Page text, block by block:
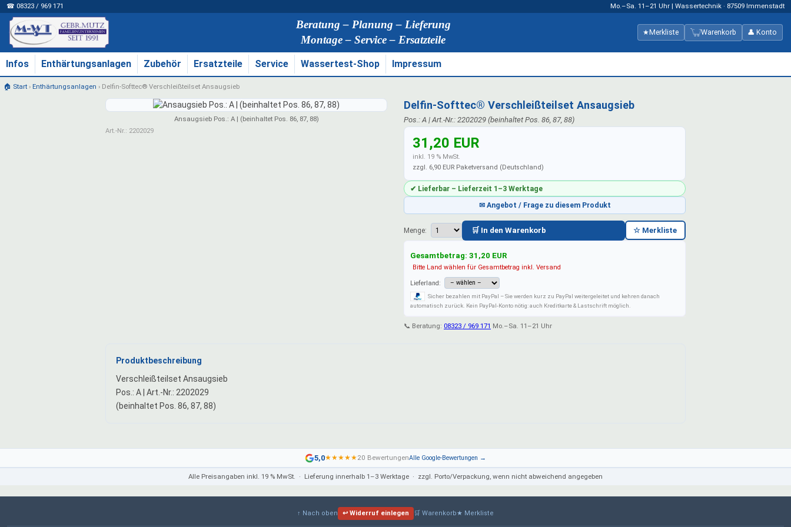
☎ 08323 / 969 171 Mo.–Sa. 11–21 Uhr | Wassertechnik · 87509 Immenstadt
Beratung – Planung – Lieferung
Montage – Service – Ersatzteile
★ Merkliste Warenkorb 👤 Konto
Infos Enthärtungsanlagen Zubehör Ersatzteile Service Wassertest-Shop Impressum
🏠 Start› Enthärtungsanlagen › Delfin-Softtec® Verschleißteilset Ansaugsieb
Ansaugsieb Pos.: A | (beinhaltet Pos. 86, 87, 88)
Art.-Nr.: 2202029
Delfin-Softtec® Verschleißteilset Ansaugsieb
Pos.: A | Art.-Nr.: 2202029 (beinhaltet Pos. 86, 87, 88)
31,20 EUR
inkl. 19 % MwSt.
zzgl. 6,90 EUR Paketversand (Deutschland)
✔ Lieferbar – Lieferzeit 1–3 Werktage
✉ Angebot / Frage zu diesem Produkt
Menge: 🛒 In den Warenkorb ☆ Merkliste
Gesamtbetrag:31,20 EUR
Bitte Land wählen für Gesamtbetrag inkl. Versand
Lieferland:
Sicher bezahlen mit PayPal – Sie werden kurz zu PayPal weitergeleitet und kehren danach
automatisch zurück. Kein PayPal-Konto nötig: auch Kreditkarte & Lastschrift möglich.
📞 Beratung: 08323 / 969 171 Mo.–Sa. 11–21 Uhr
Produktbeschreibung
Verschleißteilset Ansaugsieb
Pos.: A | Art.-Nr.: 2202029
(beinhaltet Pos. 86, 87, 88)
5,0★★★★★20 BewertungenAlle Google-Bewertungen →
Alle Preisangaben inkl. 19 % MwSt. · Lieferung innerhalb 1–3 Werktage · zzgl. Porto/Verpackung, wenn nicht abweichend angegeben
↑ Nach oben ↩ Widerruf einlegen 🛒 Warenkorb★ Merkliste